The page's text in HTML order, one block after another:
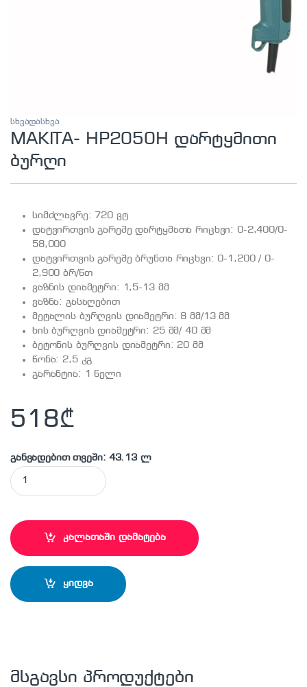
სხვადასხვა
MAKITA- HP2050H დარტყმითი
ბურღი
სიმძლავრე: 720 ვტ
დატვირთვის გარეშე დარტყმათა რიცხვი: 0-2,400/0-
58,000
დატვირთვის გარეშე ბრუნთა რიცხვი: 0-1,200 / 0-
2,900 ბრ/წთ
ვაზნის დიამეტრი: 1,5-13 მმ
ვაზნა: გასაღებით
მეტალის ბურღვის დიამეტრი: 8 მმ/13 მმ
ხის ბურღვის დიამეტრი: 25 მმ/ 40 მმ
ბეტონის ბურღვის დიამეტრი: 20 მმ
წონა: 2,5 კგ
გარანტია: 1 წელი
518₾
განვადებით თვეში: 43.13 ლ
MAKITA- HP2050H დარტყმითი ბურღი quantity
კალათაში დამატება
ყიდვა
მსგავსი პროდუქტები